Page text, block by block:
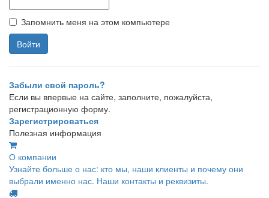
Запомнить меня на этом компьютере
Забыли свой пароль?
Если вы впервые на сайте, заполните, пожалуйста,
регистрационную форму.
Зарегистрироваться
Полезная информация
О компании
Узнайте больше о нас: кто мы, наши клиенты и почему они
выбрали именно нас. Наши контакты и реквизиты.